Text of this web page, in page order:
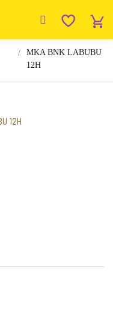
MKA BNK LABUBU
12H